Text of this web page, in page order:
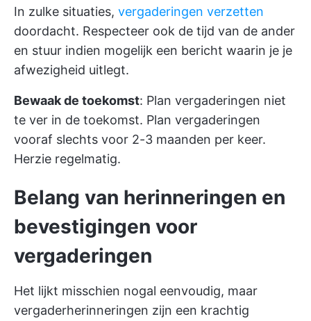
In zulke situaties, vergaderingen verzetten
doordacht. Respecteer ook de tijd van de ander
en stuur indien mogelijk een bericht waarin je je
afwezigheid uitlegt.
Bewaak de toekomst: Plan vergaderingen niet
te ver in de toekomst. Plan vergaderingen
vooraf slechts voor 2-3 maanden per keer.
Herzie regelmatig.
Belang van herinneringen en
bevestigingen voor
vergaderingen
Het lijkt misschien nogal eenvoudig, maar
vergaderherinneringen zijn een krachtig